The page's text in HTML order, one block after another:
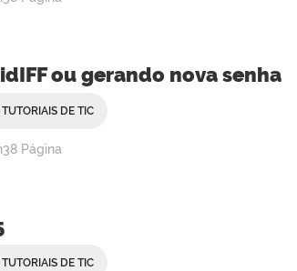
ou gerando nova senha
DE TIC
Página
DE TIC